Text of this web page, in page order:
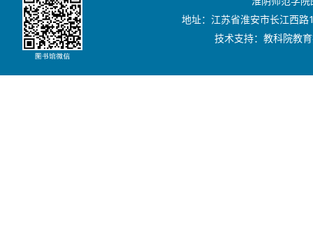
地址：江苏省淮安市长江西
技术支持：教科院教